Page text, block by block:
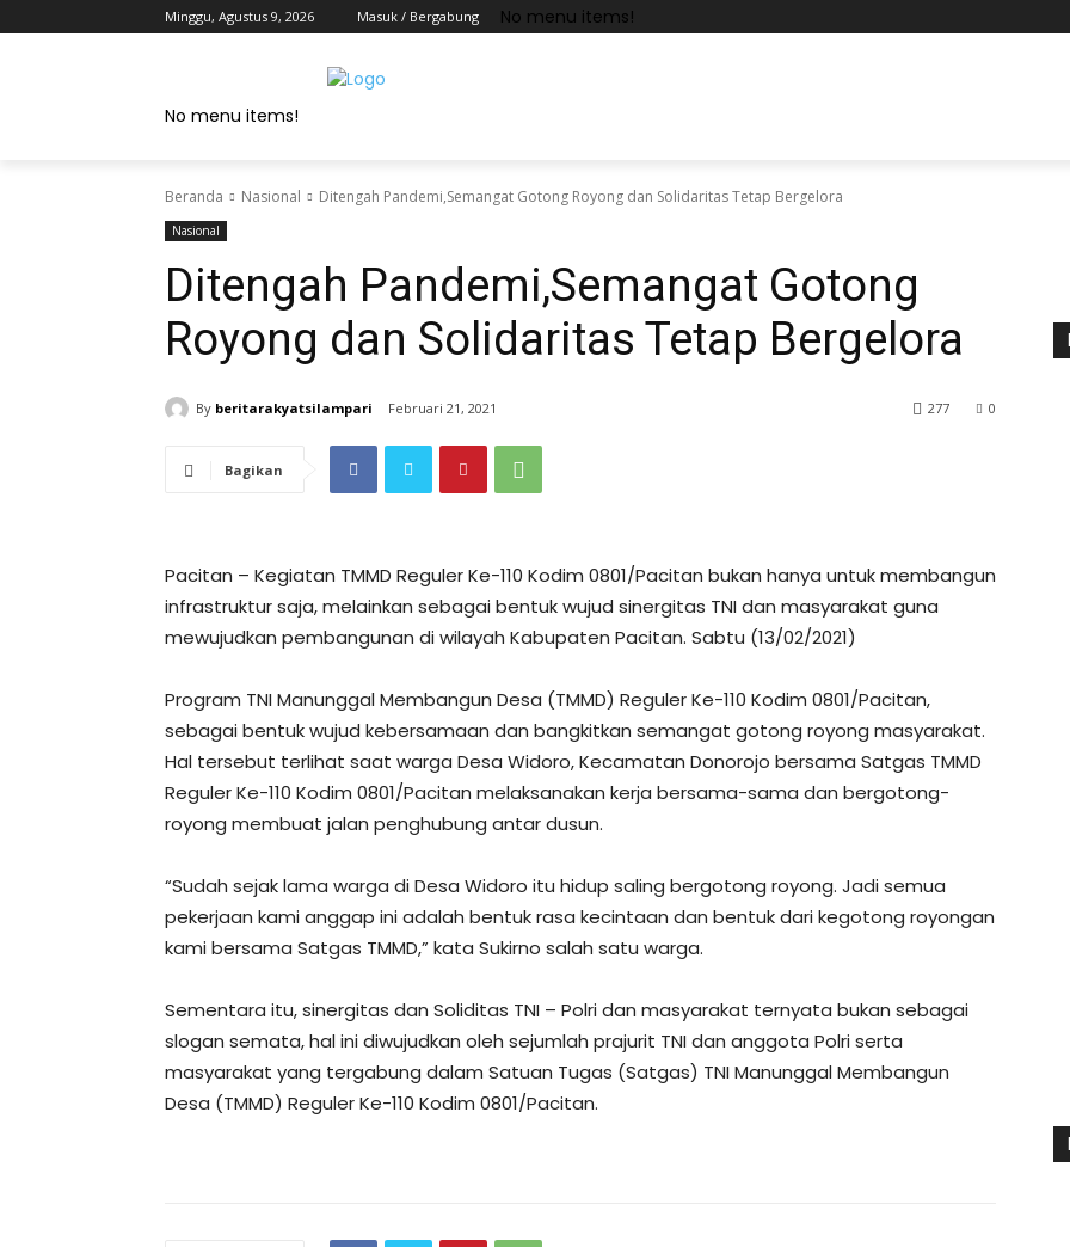
Minggu, Agustus 9, 2026 Masuk / Bergabung No menu items!
No menu items!
Beranda Nasional Ditengah Pandemi,Semangat Gotong Royong dan Solidaritas Tetap Bergelora
Nasional
Ditengah Pandemi,Semangat Gotong
Royong dan Solidaritas Tetap Bergelora
By beritarakyatsilampari Februari 21, 2021 0
277
Bagikan
Pacitan – Kegiatan TMMD Reguler Ke-110 Kodim 0801/Pacitan bukan hanya untuk membangun
infrastruktur saja, melainkan sebagai bentuk wujud sinergitas TNI dan masyarakat guna
mewujudkan pembangunan di wilayah Kabupaten Pacitan. Sabtu (13/02/2021)
Program TNI Manunggal Membangun Desa (TMMD) Reguler Ke-110 Kodim 0801/Pacitan,
sebagai bentuk wujud kebersamaan dan bangkitkan semangat gotong royong masyarakat.
Hal tersebut terlihat saat warga Desa Widoro, Kecamatan Donorojo bersama Satgas TMMD
Reguler Ke-110 Kodim 0801/Pacitan melaksanakan kerja bersama-sama dan bergotong-
royong membuat jalan penghubung antar dusun.
“Sudah sejak lama warga di Desa Widoro itu hidup saling bergotong royong. Jadi semua
pekerjaan kami anggap ini adalah bentuk rasa kecintaan dan bentuk dari kegotong royongan
kami bersama Satgas TMMD,” kata Sukirno salah satu warga.
Sementara itu, sinergitas dan Soliditas TNI – Polri dan masyarakat ternyata bukan sebagai
slogan semata, hal ini diwujudkan oleh sejumlah prajurit TNI dan anggota Polri serta
masyarakat yang tergabung dalam Satuan Tugas (Satgas) TNI Manunggal Membangun
Desa (TMMD) Reguler Ke-110 Kodim 0801/Pacitan.